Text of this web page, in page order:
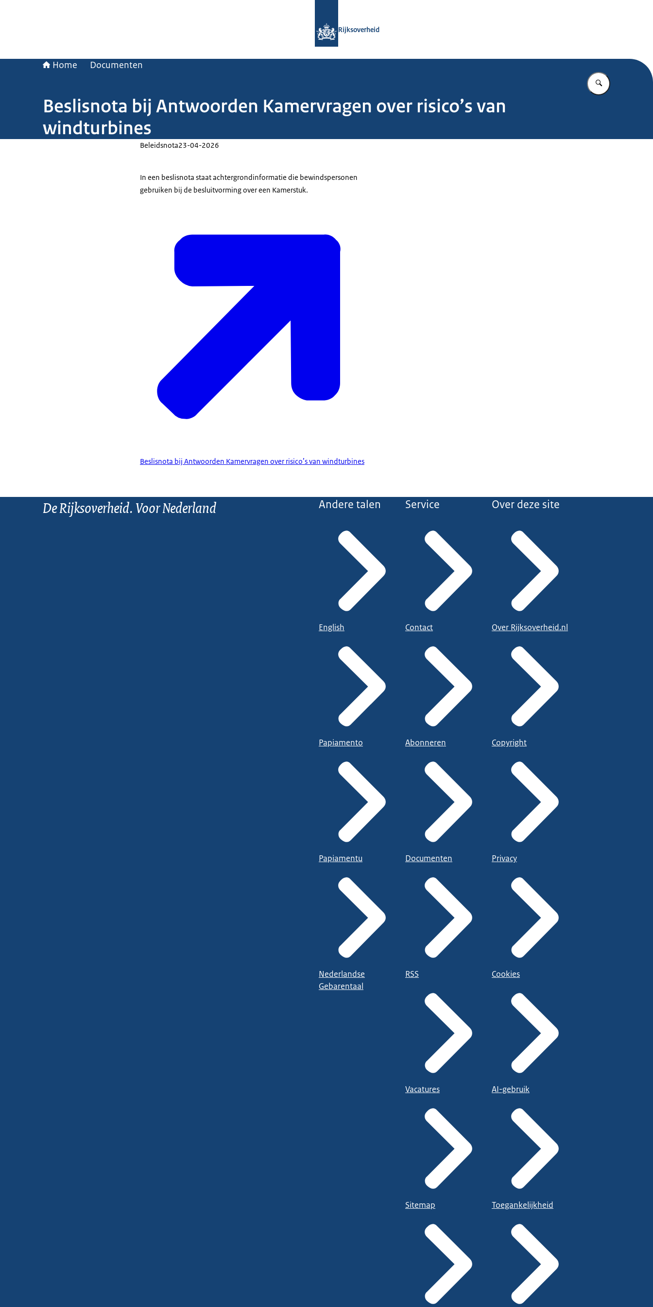
Rijksoverheid
Home Documenten
Vul in wat u
Beslisnota bij Antwoorden Kamervragen over risico’s van
windturbines
Beleidsnota23-04-2026
In een beslisnota staat achtergrondinformatie die bewindspersonen
gebruiken bij de besluitvorming over een Kamerstuk.
Beslisnota bij Antwoorden Kamervragen over risico’s van windturbines
De Rijksoverheid. Voor Nederland Andere talen
English
Papiamento
Papiamentu
Nederlandse
Gebarentaal
Service
Contact
Abonneren
Documenten
RSS
Vacatures
Sitemap
Over deze site
Over Rijksoverheid.nl
Copyright
Privacy
Cookies
AI-gebruik
Toegankelijkheid